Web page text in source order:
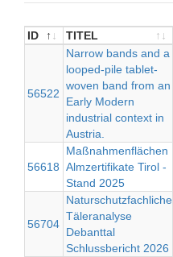
ID TITEL
TITEL
56522
Narrow bands and a
looped-pile tablet-
woven band from an
Early Modern
industrial context in
Austria.
56618
Maßnahmenflächen
Almzertifikate Tirol -
Stand 2025
56704
Naturschutzfachliche
Täleranalyse
Debanttal
Schlussbericht 2026